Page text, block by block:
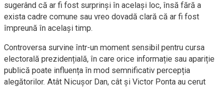
sugerând că ar fi fost surprinși în același loc, însă fără a
exista cadre comune sau vreo dovadă clară că ar fi fost
împreună în același timp.
Controversa survine într-un moment sensibil pentru cursa
electorală prezidențială, în care orice informație sau apariție
publică poate influența în mod semnificativ percepția
alegătorilor. Atât Nicușor Dan, cât și Victor Ponta au cerut